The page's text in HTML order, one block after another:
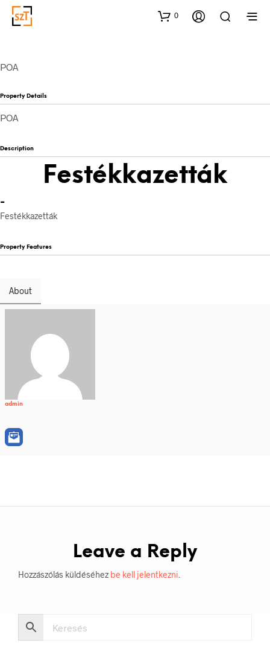
0
POA
Property Details
POA
Description
Festékkazetták
-
Festékkazetták
Property Features
About
admin
Leave a Reply
Hozzászólás küldéséhez be kell jelentkezni